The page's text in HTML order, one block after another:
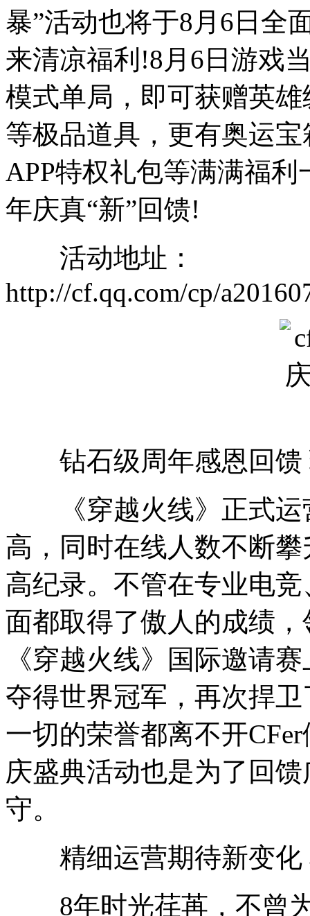
暴”活动也将于8月6日全
来清凉福利!8月6日游戏
模式单局，即可获赠英
等极品道具，更有奥运
APP特权礼包等满满福
年庆真“新”回馈!
活动地址：
http://cf.qq.com/cp/
钻石级周年感恩回馈
《穿越火线》正式运
高，同时在线人数不断
高纪录。不管在专业电
面都取得了傲人的成绩
《穿越火线》国际邀请
夺得世界冠军，再次捍
一切的荣誉都离不开
庆盛典活动也是为了回
守。
精细运营期待新变化
8年时光荏苒，不曾为